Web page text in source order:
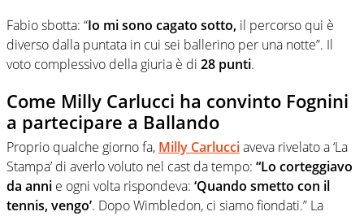
Fabio sbotta: “Io mi sono cagato sotto, il percorso qui è
diverso dalla puntata in cui sei ballerino per una notte”. Il
voto complessivo della giuria è di 28 punti.
Come Milly Carlucci ha convinto Fognini
a partecipare a Ballando
Proprio qualche giorno fa, Milly Carlucciaveva rivelato a ‘La
Stampa’ di averlo voluto nel cast da tempo: “Lo corteggiavo
da anni e ogni volta rispondeva: ‘Quando smetto con il
tennis, vengo’. Dopo Wimbledon, ci siamo fiondati.” La